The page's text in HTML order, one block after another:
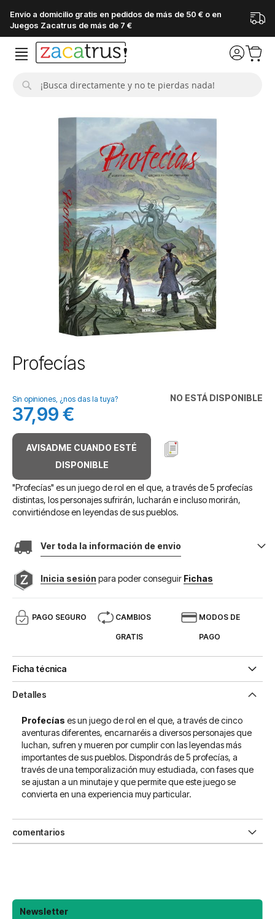
Envío a domicilio gratis en pedidos de más de 50 € o en
Juegos Zacatrus de más de 7 €
Saltar
al
de
la
galería
de
imágenes
Profecías
NO ESTÁ DISPONIBLE
Sin opiniones, ¿nos das la tuya?
37,99 €
AVISADME CUANDO ESTÉ
DISPONIBLE
"Profecías" es un juego de rol en el que, a través de 5 profecías
distintas, los personajes sufrirán, lucharán e incluso morirán,
convirtiéndose en leyendas de sus pueblos.
Ver toda la información de envio
Inicia sesión para poder conseguir Fichas
PAGO SEGURO CAMBIOS
GRATIS
MODOS DE
PAGO
Ficha técnica
Detalles
Profecías es un juego de rol en el que, a través de cinco
aventuras diferentes, encarnaréis a diversos personajes que
luchan, sufren y mueren por cumplir con las leyendas más
importantes de sus pueblos. Dispondrás de 5 profecías, a
través de una temporalización muy estudiada, con fases que
se ajustan a un minutaje y que permite que este juego se
convierta en una experiencia muy particular.
comentarios
Newsletter